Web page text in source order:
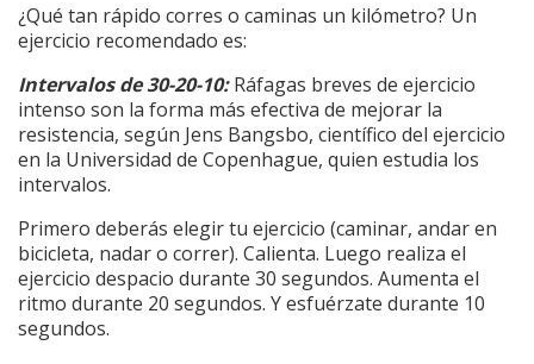
¿Qué tan rápido corres o caminas un kilómetro? Un
ejercicio recomendado es:
Intervalos de 30-20-10:Ráfagas breves de ejercicio
intenso son la forma más efectiva de mejorar la
resistencia, según Jens Bangsbo, científico del ejercicio
en la Universidad de Copenhague, quien estudia los
intervalos.
Primero deberás elegir tu ejercicio (caminar, andar en
bicicleta, nadar o correr). Calienta. Luego realiza el
ejercicio despacio durante 30 segundos. Aumenta el
ritmo durante 20 segundos. Y esfuérzate durante 10
segundos.